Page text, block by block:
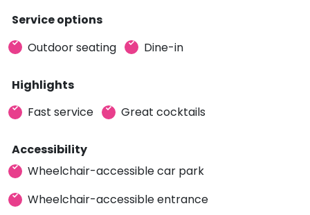
Service options
Outdoor seating
Dine-in
Highlights
Fast service
Great cocktails
Accessibility
Wheelchair-accessible car park
Wheelchair-accessible entrance